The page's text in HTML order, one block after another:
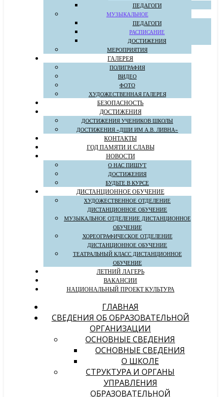
ПЕДАГОГИ
МУЗЫКАЛЬНОЕ
ПЕДАГОГИ
РАСПИСАНИЕ
ДОСТИЖЕНИЯ
МЕРОПРИЯТИЯ
ГАЛЕРЕЯ
ПОЛИГРАФИЯ
ВИДЕО
ФОТО
ХУДОЖЕСТВЕННАЯ ГАЛЕРЕЯ
БЕЗОПАСНОСТЬ
ДОСТИЖЕНИЯ
ДОСТИЖЕНИЯ УЧЕНИКОВ ШКОЛЫ
ДОСТИЖЕНИЯ «ДШИ ИМ А.В. ЛИВНА»
КОНТАКТЫ
ГОД ПАМЯТИ И СЛАВЫ
НОВОСТИ
О НАС ПИШУТ
ДОСТИЖЕНИЯ
БУДЬТЕ В КУРСЕ
ДИСТАНЦИОННОЕ ОБУЧЕНИЕ
ХУДОЖЕСТВЕННОЕ ОТДЕЛЕНИЕ
ДИСТАНЦИОННОЕ ОБУЧЕНИЕ
МУЗЫКАЛЬНОЕ ОТДЕЛЕНИЕ ДИСТАНЦИОННОЕ
ОБУЧЕНИЕ
ХОРЕОГРАФИЧЕСКОЕ ОТДЕЛЕНИЕ
ДИСТАНЦИОННОЕ ОБУЧЕНИЕ
ТЕАТРАЛЬНЫЙ КЛАСС ДИСТАНЦИОННОЕ
ОБУЧЕНИЕ
ЛЕТНИЙ ЛАГЕРЬ
ВАКАНСИИ
НАЦИОНАЛЬНЫЙ ПРОЕКТ КУЛЬТУРА
ГЛАВНАЯ
СВЕДЕНИЯ ОБ ОБРАЗОВАТЕЛЬНОЙ
ОРГАНИЗАЦИИ
ОСНОВНЫЕ СВЕДЕНИЯ
ОСНОВНЫЕ СВЕДЕНИЯ
О ШКОЛЕ
СТРУКТУРА И ОРГАНЫ
УПРАВЛЕНИЯ
ОБРАЗОВАТЕЛЬНОЙ